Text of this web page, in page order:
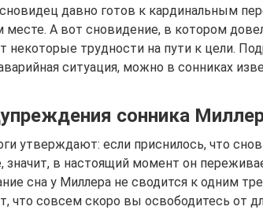
сновидец давно готов к кардинальным
месте. А вот сновидение, в котором
некоторые трудности на пути к цели.
ситуация, можно в сонниках
сонника
утверждают: если приснилось, что
значит, в настоящий момент он
сна у Миллера не сводится к одним
что совсем скоро вы освободитесь от